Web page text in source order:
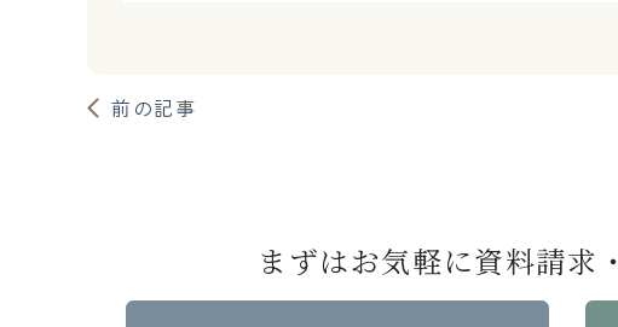
前の記事
まずはお気軽に資料請求・